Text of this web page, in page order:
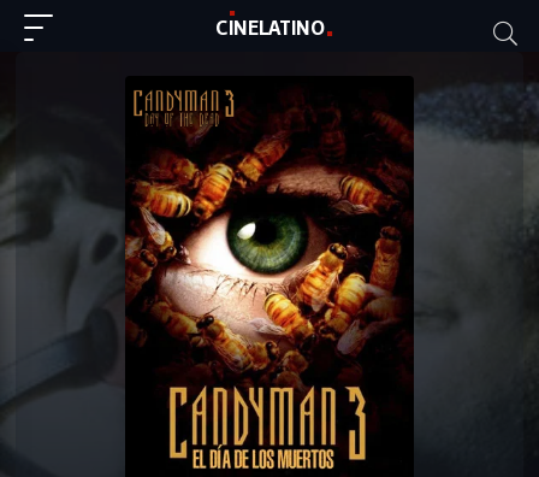
CINELATINO